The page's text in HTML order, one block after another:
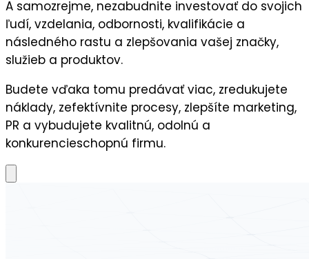
A samozrejme, nezabudnite investovať do svojich
ľudí, vzdelania, odbornosti, kvalifikácie a
následného rastu a zlepšovania vašej značky,
služieb a produktov.
Budete vďaka tomu predávať viac, zredukujete
náklady, zefektívnite procesy, zlepšíte marketing,
PR a vybudujete kvalitnú, odolnú a
konkurencieschopnú firmu.